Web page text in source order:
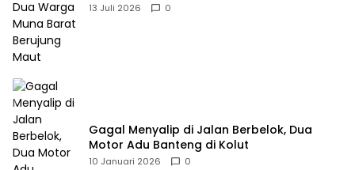
13 Juli 2026 0
Gagal Menyalip di Jalan Berbelok, Dua
Motor Adu Banteng di Kolut
10 Januari 2026 0